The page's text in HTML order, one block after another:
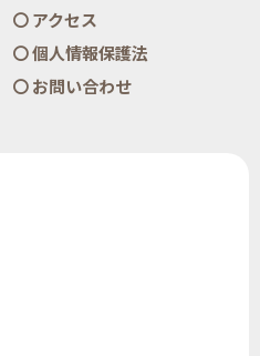
アクセス
個人情報保護法
お問い合わせ